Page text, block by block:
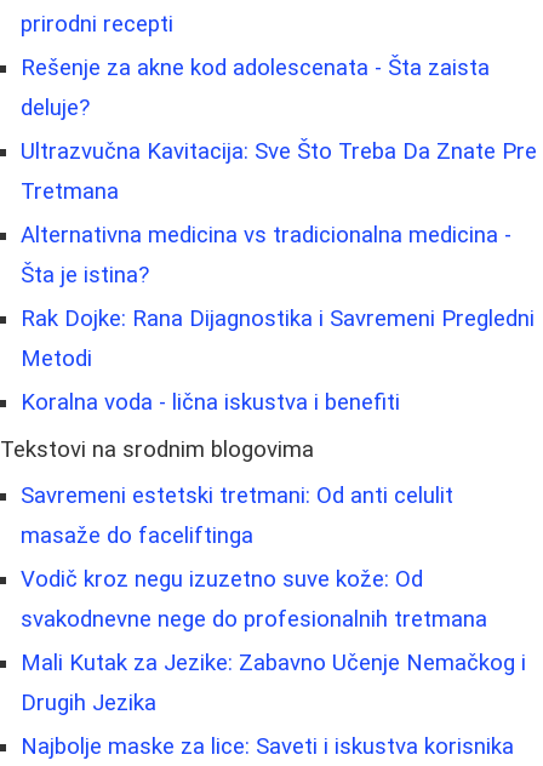
prirodni recepti
Rešenje za akne kod adolescenata - Šta zaista
deluje?
Ultrazvučna Kavitacija: Sve Što Treba Da Znate Pre
Tretmana
Alternativna medicina vs tradicionalna medicina -
Šta je istina?
Rak Dojke: Rana Dijagnostika i Savremeni Pregledni
Metodi
Koralna voda - lična iskustva i benefiti
Tekstovi na srodnim blogovima
Savremeni estetski tretmani: Od anti celulit
masaže do faceliftinga
Vodič kroz negu izuzetno suve kože: Od
svakodnevne nege do profesionalnih tretmana
Mali Kutak za Jezike: Zabavno Učenje Nemačkog i
Drugih Jezika
Najbolje maske za lice: Saveti i iskustva korisnika